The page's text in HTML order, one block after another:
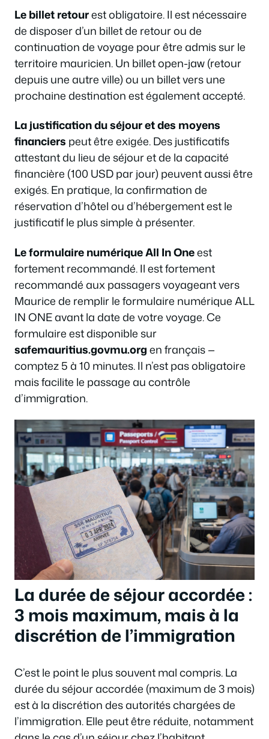
Le billet retourest obligatoire. Il est nécessaire
de disposer d’un billet de retour ou de
continuation de voyage pour être admis sur le
territoire mauricien. Un billet open-jaw (retour
depuis une autre ville) ou un billet vers une
prochaine destination est également accepté.
La justification du séjour et des moyens
financiers peut être exigée. Des justificatifs
attestant du lieu de séjour et de la capacité
financière (100 USD par jour) peuvent aussi être
exigés. En pratique, la confirmation de
réservation d’hôtel ou d’hébergement est le
justificatif le plus simple à présenter.
Le formulaire numérique All In Oneest
fortement recommandé. Il est fortement
recommandé aux passagers voyageant vers
Maurice de remplir le formulaire numérique ALL
IN ONE avant la date de votre voyage. Ce
formulaire est disponible sur
safemauritius.govmu.orgen français —
comptez 5 à 10 minutes. Il n’est pas obligatoire
mais facilite le passage au contrôle
d’immigration.
La durée de séjour accordée :
3 mois maximum, mais à la
discrétion de l’immigration
C’est le point le plus souvent mal compris. La
durée du séjour accordée (maximum de 3 mois)
est à la discrétion des autorités chargées de
l’immigration. Elle peut être réduite, notamment